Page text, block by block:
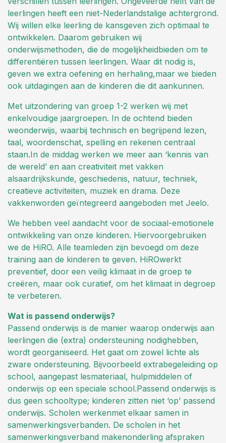
leerlingen heeft een niet-Nederlandstalige achtergrond.
Wij willen elke leerling de kansgeven zich optimaal te
ontwikkelen. Daarom gebruiken wij
onderwijsmethoden, die de mogelijkheidbieden om te
differentiëren tussen leerlingen. Waar dit nodig is,
geven we extra oefening en herhaling,maar we bieden
ook uitdagingen aan de kinderen die dit aankunnen.
Met uitzondering van groep 1-2 werken wij met
enkelvoudige jaargroepen. In de ochtend bieden
weonderwijs, waarbij technisch en begrijpend lezen,
taal, woordenschat, spelling en rekenen centraal
staan.In de middag werken we meer aan ‘kennis van
de wereld’ en aan creativiteit met vakken
alsaardrijkskunde, geschiedenis, natuur, techniek,
creatieve activiteiten, muziek en drama. Deze
vakkenworden geïntegreerd aangeboden met Jeelo.
We hebben veel aandacht voor de sociaal-emotionele
ontwikkeling van onze kinderen. Hiervoorgebruiken
we de HiRO. Alle teamleden zijn bevoegd om deze
training aan de kinderen te geven. HiROwerkt
preventief, door een veilig klimaat in de groep te
creëren, maar ook curatief, om het klimaat in degroep
te verbeteren.
Wat is passend onderwijs?
Passend onderwijs is de manier waarop onderwijs aan
leerlingen die (extra) ondersteuning nodighebben,
wordt georganiseerd. Het gaat om zowel lichte als
zware ondersteuning. Bijvoorbeeld extrabegeleiding op
school, aangepast lesmateriaal, hulpmiddelen of
onderwijs op een speciale school.Passend onderwijs is
dus geen schooltype; kinderen zitten niet ‘op’ passend
onderwijs. Scholen werkenmet elkaar samen in
samenwerkingsverbanden. De scholen in het
samenwerkingsverband makenonderling afspraken